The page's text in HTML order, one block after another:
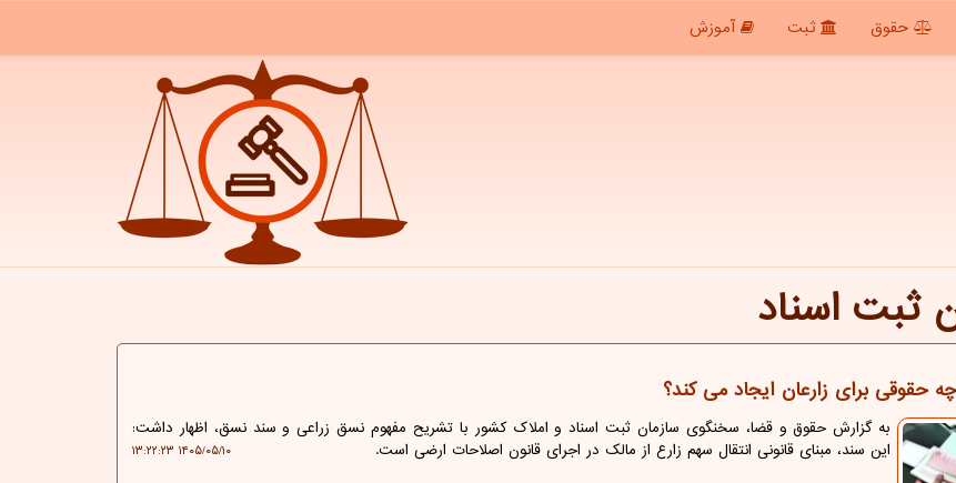
حقوق ثبت آموزش
ثبت اسناد
حقوقی برای زارعان ایجاد می کند؟
به گزارش حقوق و قضا، سخنگوی سازمان ثبت اسناد و املاک کشور با تشریح مفهوم نسق زراعی و سند نسق، اظهار داشت:
این سند، مبنای قانونی انتقال سهم زارع از مالک در اجرای قانون اصلاحات ارضی است.
۱۴۰۵/۰۵/۱۰ ۱۳:۲۲:۲۳